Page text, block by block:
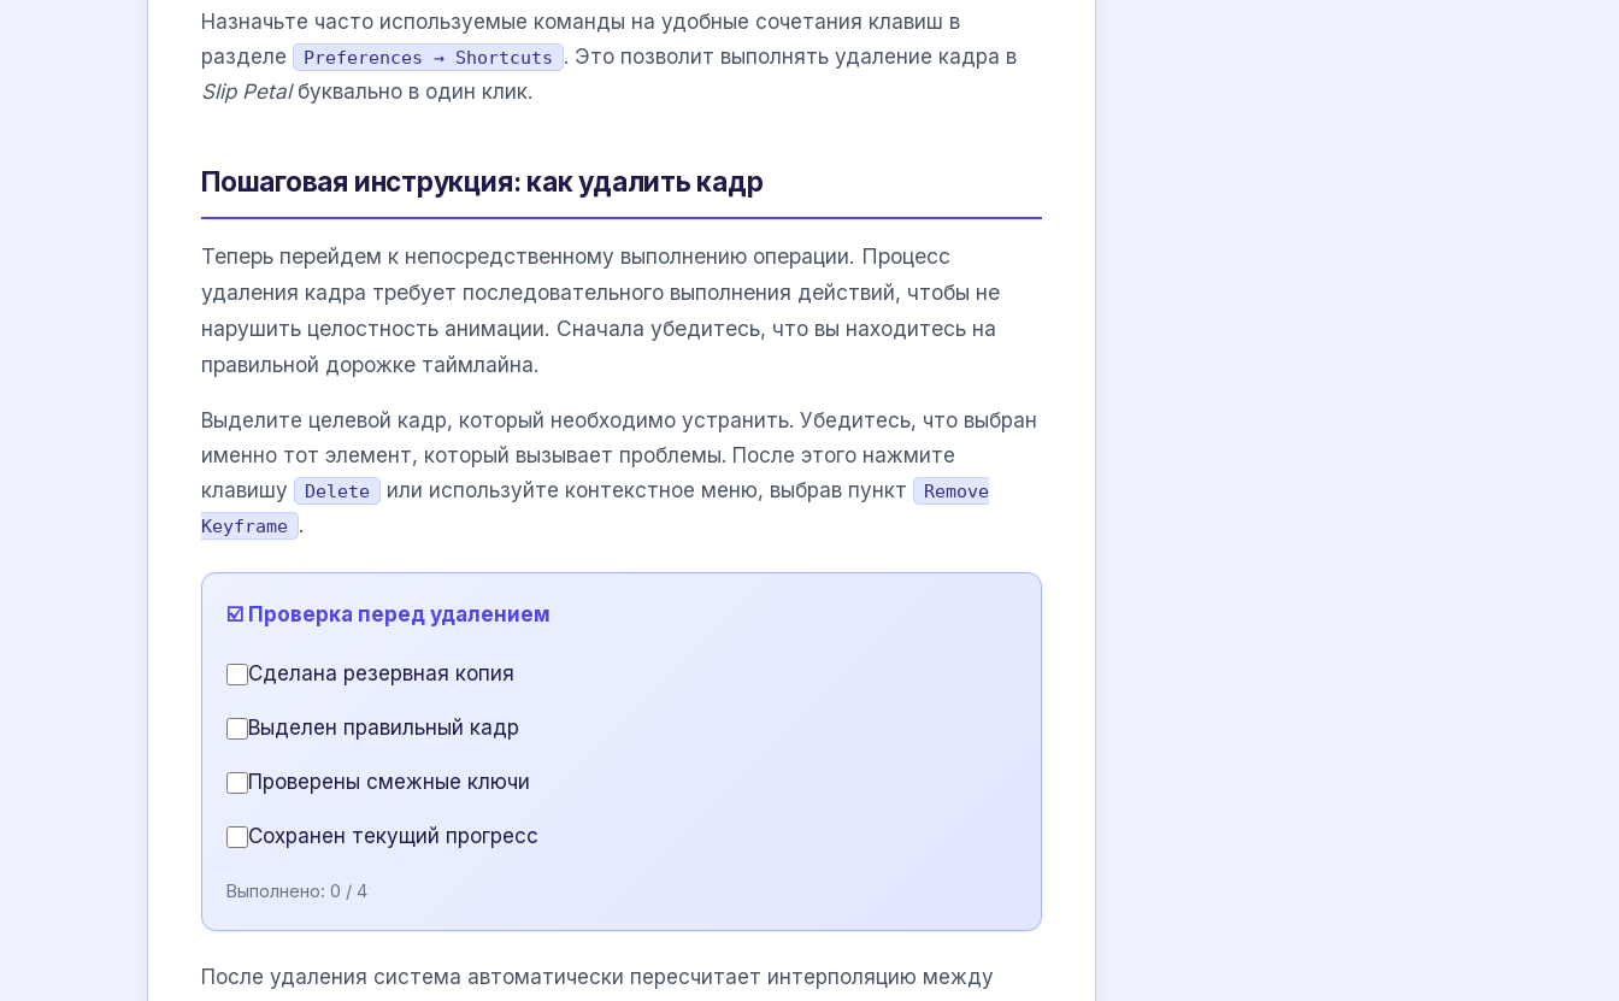
Назначьте часто используемые команды на удобные сочетания клавиш в
разделе
Preferences → Shortcuts
. Это позволит выполнять удаление кадра в
Slip Petalбуквально в один клик.
Пошаговая инструкция: как удалить кадр
Теперь перейдем к непосредственному выполнению операции. Процесс
удаления кадра требует последовательного выполнения действий, чтобы не
нарушить целостность анимации. Сначала убедитесь, что вы находитесь на
правильной дорожке таймлайна.
Выделите целевой кадр, который необходимо устранить. Убедитесь, что выбран
именно тот элемент, который вызывает проблемы. После этого нажмите
клавишу
Delete или используйте контекстное меню, выбрав пункт
Remove
Keyframe .
☑️ Проверка перед удалением
Сделана резервная копия
Выделен правильный кадр
Проверены смежные ключи
Сохранен текущий прогресс
Выполнено: 0 / 4
После удаления система автоматически пересчитает интерполяцию между